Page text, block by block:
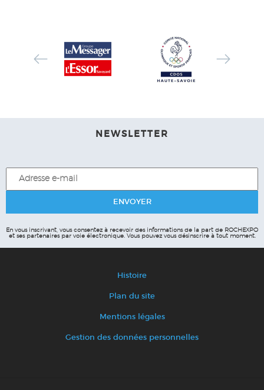
NEWSLETTER
En vous inscrivant, vous consentez à recevoir des informations de la part de ROCHEXPO
et ses partenaires par voie électronique.Vous pouvez vous désinscrire à tout moment.
Histoire
Plan du site
Mentions légales
Gestion des données personnelles